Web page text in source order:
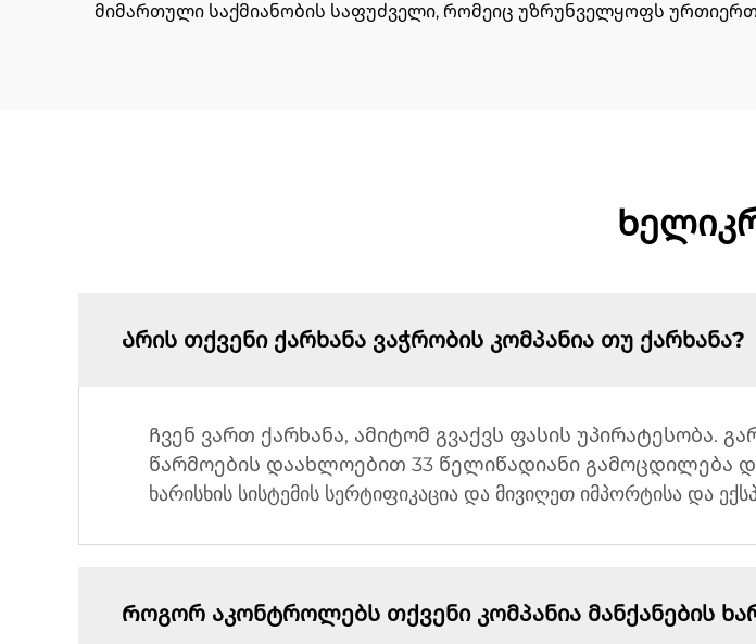
მიმართული საქმიანობის საფუძველი, რომეიც უზრუნველყოფს
Არის თქვენი ქარხანა ვაჭრობის კომპანია თუ ქარხანა?
Ჩვენ ვართ ქარხანა, ამიტომ გვაქვს ფასის უპირატესობა.
წარმოების დაახლოებით 33 წელიწადიანი გამოცდილება და
ხარისხის სისტემის სერტიფიკაცია და მივიღეთ იმპორტისა და
Როგორ აკონტროლებს თქვენი კომპანია მანქანების